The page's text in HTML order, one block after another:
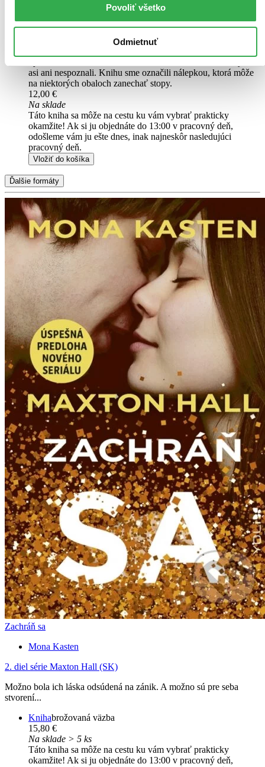
Povoliť všetko
Odmietnuť
Čítaná
asi ani nespoznali. Knihu sme označili nálepkou, ktorá môže
na niektorých obaloch zanechať stopy.
12,00 €
Na sklade
Táto kniha sa môže na cestu ku vám vybrať prakticky
okamžite! Ak si ju objednáte do 13:00 v pracovný deň,
odošleme vám ju ešte dnes, inak najneskôr nasledujúci
pracovný deň.
Vložiť do košíka
Ďalšie formáty
Zachráň sa
Mona Kasten
2. diel série Maxton Hall (SK)
Možno bola ich láska odsúdená na zánik. A možno sú pre seba
stvorení...
Knihabrožovaná väzba
15,80 €
Na sklade > 5 ks
Táto kniha sa môže na cestu ku vám vybrať prakticky
okamžite! Ak si ju objednáte do 13:00 v pracovný deň,